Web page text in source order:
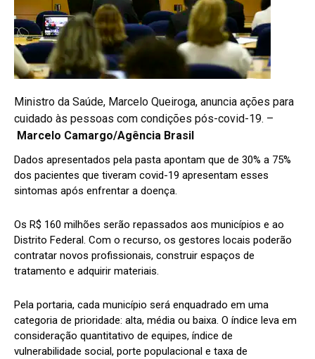
Ministro da Saúde, Marcelo Queiroga, anuncia ações para
cuidado às pessoas com condições pós-covid-19. –
Marcelo Camargo/Agência Brasil
Dados apresentados pela pasta apontam que de 30% a 75%
dos pacientes que tiveram covid-19 apresentam esses
sintomas após enfrentar a doença.
Os R$ 160 milhões serão repassados aos municípios e ao
Distrito Federal. Com o recurso, os gestores locais poderão
contratar novos profissionais, construir espaços de
tratamento e adquirir materiais.
Pela portaria, cada município será enquadrado em uma
categoria de prioridade: alta, média ou baixa. O índice leva em
consideração quantitativo de equipes, índice de
vulnerabilidade social, porte populacional e taxa de